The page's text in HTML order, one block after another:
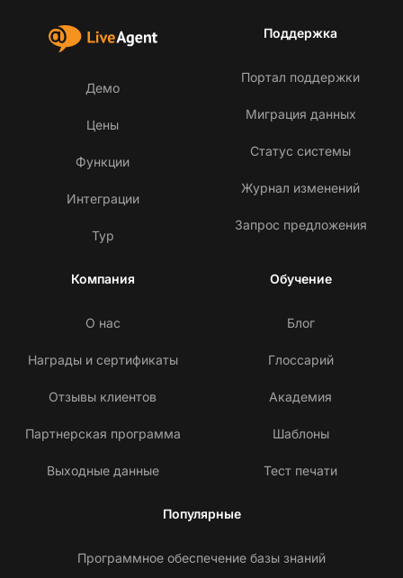
Демо
Цены
Функции
Интеграции
Тур
Поддержка
Портал поддержки
Миграция данных
Статус системы
Журнал изменений
Запрос предложения
Компания
О нас
Награды и сертификаты
Отзывы клиентов
Партнерская программа
Выходные данные
Обучение
Блог
Глоссарий
Академия
Шаблоны
Тест печати
Популярные
Программное обеспечение базы знаний